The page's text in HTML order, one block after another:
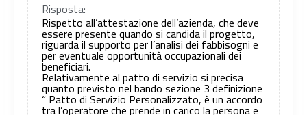
Risposta:
Rispetto all’attestazione dell’azienda, che deve
essere presente quando si candida il progetto,
riguarda il supporto per l’analisi dei fabbisogni e
per eventuale opportunità occupazionali dei
beneficiari.
Relativamente al patto di servizio si precisa
quanto previsto nel bando sezione 3 definizione
“ Patto di Servizio Personalizzato, è un accordo
tra l’operatore che prende in carico la persona e